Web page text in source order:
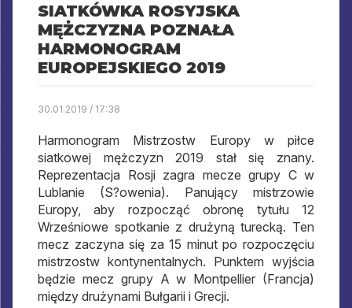
SIATKÓWKA ROSYJSKA
MĘŻCZYZNA POZNAŁA
HARMONOGRAM
EUROPEJSKIEGO 2019
30.01.2019 / 17:38
Harmonogram Mistrzostw Europy w piłce
siatkowej mężczyzn 2019 stał się znany.
Reprezentacja Rosji zagra mecze grupy C w
Lublanie (S?owenia). Panujący mistrzowie
Europy, aby rozpocząć obronę tytułu 12
Wrześniowe spotkanie z drużyną turecką. Ten
mecz zaczyna się za 15 minut po rozpoczęciu
mistrzostw kontynentalnych. Punktem wyjścia
będzie mecz grupy A w Montpellier (Francja)
między drużynami Bułgarii i Grecji.